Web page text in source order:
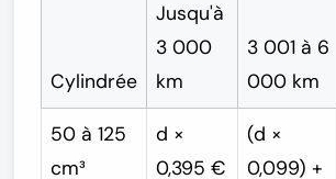
Cylindrée
Jusqu'à
3 000
km
3 001 à 6
000 km
50 à 125
cm³
d ×
0,395 €
(d ×
0,099) +